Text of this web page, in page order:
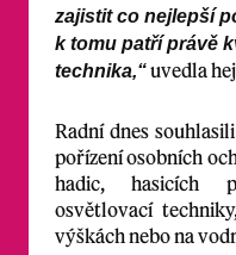
zajistit co nejlepší
k tomu patří právě
technika,“uvedla
Radní dnes
pořízení osobních
hadic, hasicích
osvětlovací
výškách nebo na